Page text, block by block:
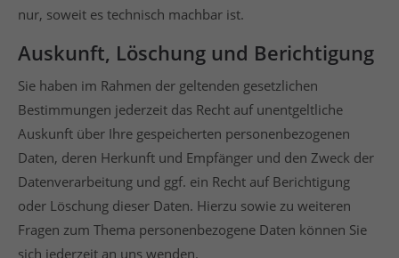
nur, soweit es technisch machbar ist.
Auskunft, Löschung und Berichtigung
Sie haben im Rahmen der geltenden gesetzlichen
Bestimmungen jederzeit das Recht auf unentgeltliche
Auskunft über Ihre gespeicherten personenbezogenen
Daten, deren Herkunft und Empfänger und den Zweck der
Datenverarbeitung und ggf. ein Recht auf Berichtigung
oder Löschung dieser Daten. Hierzu sowie zu weiteren
Fragen zum Thema personenbezogene Daten können Sie
sich jederzeit an uns wenden.